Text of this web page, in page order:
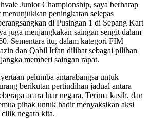
Junior Championship, saya berharap
peningkatan selepas
di Pusingan 1 di Sepang Kart
juga menjangkakan saingan sengit dalam
Sementara itu, dalam kategori FIM
dan Qabil Irfan dilihat sebagai pilihan
memberi saingan rapat.
pelumba antarabangsa untuk
berikutan pertindihan jadual antara
acara luar negara. Terima kasih, dan
pihak untuk hadir menyaksikan aksi
negara kita.